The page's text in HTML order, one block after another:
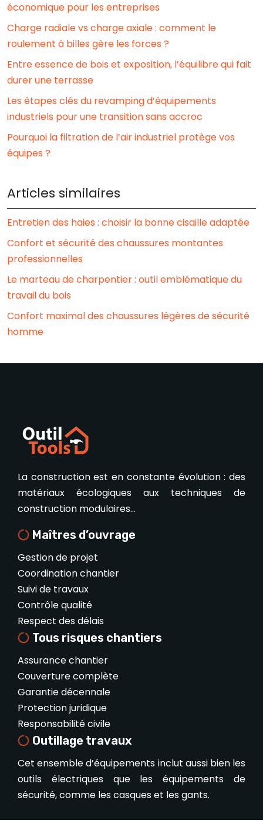
économique pour les entreprises
Charge radiale vs charge axiale : comment le
roulement à billes gère les forces ?
Entre essence de bois et exposition, l’équilibre qui fait
durer une terrasse
Les étapes clés du revamping d’équipements
industriels pour une transition sans accroc
Pourquoi la filtration de l’air industriel protège vos
équipes ?
Articles similaires
Entretien des haies : choisir la bonne cisaille adaptée
Confort et sécurité des chaussures montantes
professionnelles
Le marteau de charpentier : outil emblématique du
travail du bois
Confort maximal des chaussures légères de sécurité
homme
La construction est en constante évolution : des
matériaux écologiques aux techniques de
construction modulaires…
Maîtres d’ouvrage
Gestion de projet
Coordination chantier
Suivi de travaux
Contrôle qualité
Respect des délais
Tous risques chantiers
Assurance chantier
Couverture complète
Garantie décennale
Protection juridique
Responsabilité civile
Outillage travaux
Cet ensemble d’équipements inclut aussi bien les
outils électriques que les équipements de
sécurité, comme les casques et les gants.